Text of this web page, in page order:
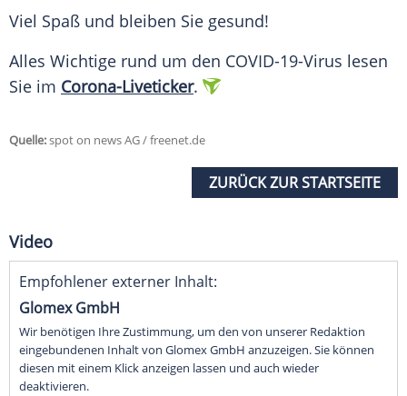
Viel Spaß und bleiben Sie gesund!
Alles Wichtige rund um den COVID-19-Virus lesen
Sie im Corona-Liveticker.
Quelle:spot on news AG / freenet.de
ZURÜCK ZUR STARTSEITE
Video
Empfohlener externer Inhalt:
Glomex GmbH
Wir benötigen Ihre Zustimmung, um den von unserer Redaktion
eingebundenen Inhalt von Glomex GmbH anzuzeigen. Sie können
diesen mit einem Klick anzeigen lassen und auch wieder
deaktivieren.